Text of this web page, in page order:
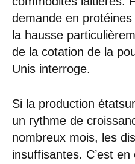
demande en
la hausse
de la cotation de la
Unis interroge.
Si la production
un rythme de
nombreux mois, les
insuffisantes. C’est